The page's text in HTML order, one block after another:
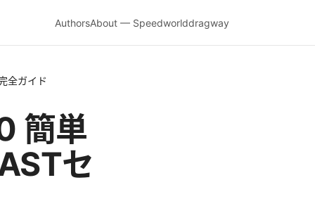
AuthorsAbout — Speedworlddragway
全ガイド
簡単
セ